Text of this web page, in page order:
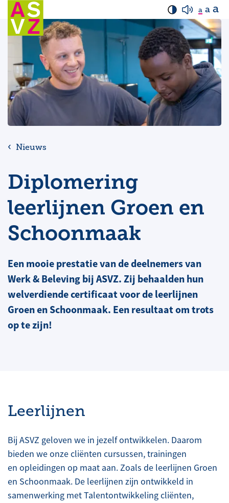
a a a
Nieuws
Diplomering
leerlijnen Groen en
Schoonmaak
Een mooie prestatie van de deelnemers van
Werk & Beleving bij ASVZ. Zij behaalden hun
welverdiende certificaat voor de leerlijnen
Groen en Schoonmaak. Een resultaat om trots
op te zijn!
Leerlijnen
Bij ASVZ geloven we in jezelf ontwikkelen. Daarom
bieden we onze cliënten cursussen, trainingen
en opleidingen op maat aan. Zoals de leerlijnen Groen
en Schoonmaak. De leerlijnen zijn ontwikkeld in
samenwerking met Talentontwikkeling cliënten,